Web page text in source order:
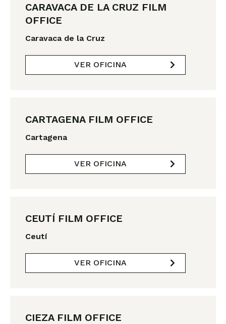
CARAVACA DE LA CRUZ FILM
OFFICE
Caravaca de la Cruz
VER OFICINA
CARTAGENA FILM OFFICE
Cartagena
VER OFICINA
CEUTÍ FILM OFFICE
Ceutí
VER OFICINA
CIEZA FILM OFFICE